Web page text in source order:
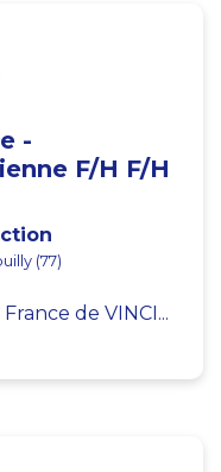
-
F/H F/H
(77)
de VINCI...